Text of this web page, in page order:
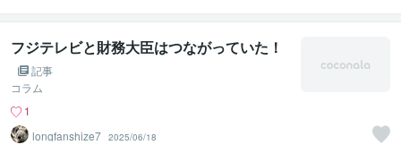
フジテレビと財務大臣はつながっていた！
記事
コラム
1
longfanshize7 2025/06/18